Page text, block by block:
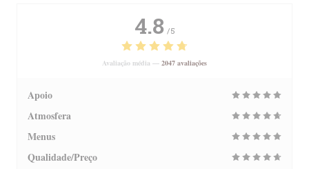
4.8 /5
Avaliação média — 2047 avaliações
Apoio
Atmosfera
Menus
Qualidade/Preço